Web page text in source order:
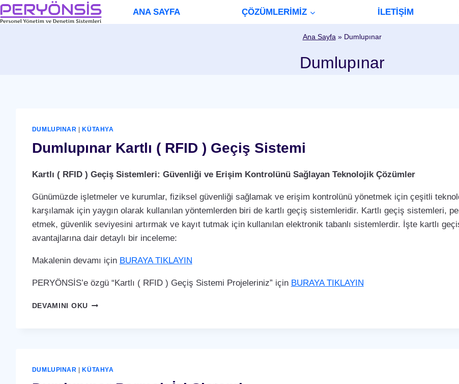
Skip
to
ANA SAYFA ÇÖZÜMLERİMİZ İLETİŞİM
Ana Sayfa» Dumlupınar
Dumlupınar
DUMLUPINAR KÜTAHYA
Dumlupınar Kartlı ( RFID ) Geçiş Sistemi
Kartlı ( RFID ) Geçiş Sistemleri: Güvenliği ve Erişim Kontrolünü Sağlayan Teknolojik Çözümler
Günümüzde işletmeler ve kurumlar, fiziksel güvenliği sağlamak ve erişim kontrolünü yönetmek için çeşitli
karşılamak için yaygın olarak kullanılan yöntemlerden biri de kartlı geçiş sistemleridir. Kartlı geçiş sistemleri,
etmek, güvenlik seviyesini artırmak ve kayıt tutmak için kullanılan elektronik tabanlı sistemlerdir. İşte kartlı
avantajlarına dair detaylı bir inceleme:
Makalenin devamı için BURAYA TIKLAYIN
PERYÖNSİS’e özgü “Kartlı ( RFID ) Geçiş Sistemi Projeleriniz” için BURAYA TIKLAYIN
DEVAMINI OKUDUMLUPINAR
SISTEMI
DUMLUPINAR KÜTAHYA